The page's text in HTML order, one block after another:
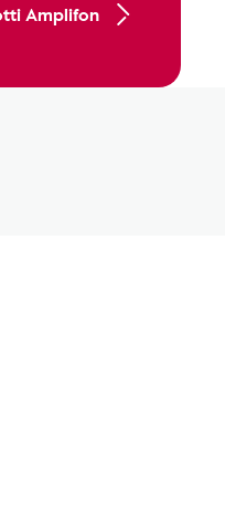
Amplifon